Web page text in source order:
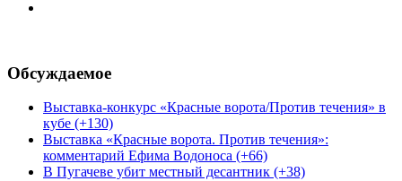
Обсуждаемое
Выставка-конкурс «Красные ворота/Против течения» в
кубе (+130)
Выставка «Красные ворота. Против течения»:
комментарий Ефима Водоноса (+66)
В Пугачеве убит местный десантник (+38)